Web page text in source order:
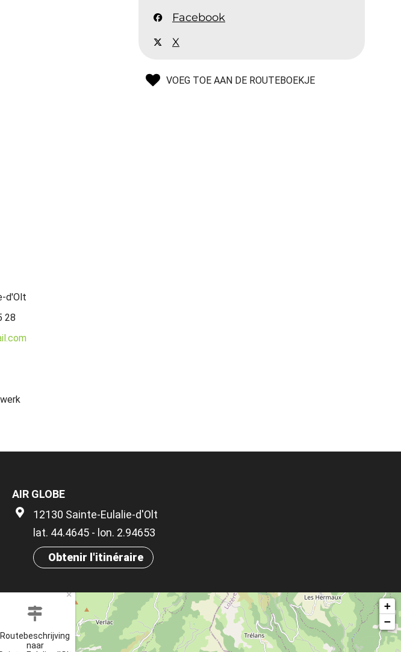
Facebook
X
VOEG TOE AAN DE ROUTEBOEKJE
d'Olt
28
AIR GLOBE
12130 Sainte-Eulalie-d'Olt
lat. 44.4645 - lon. 2.94653
Obtenir l'itinéraire
Routebeschrijving
naar
×
+
−